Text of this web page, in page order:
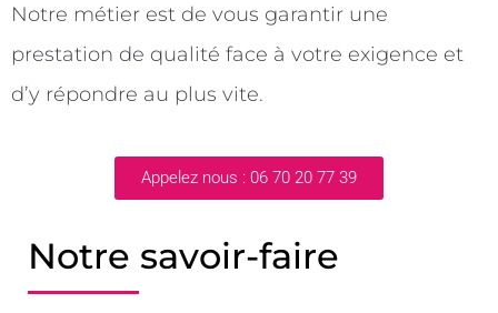
Notre métier est de vous garantir une
prestation de qualité face à votre exigence et
d’y répondre au plus vite.
Appelez nous : 06 70 20 77 39
Notre savoir-faire